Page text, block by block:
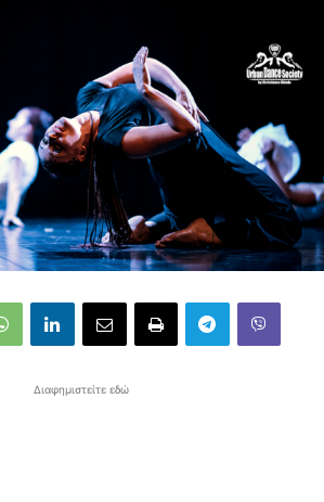
Διαφημιστείτε εδώ